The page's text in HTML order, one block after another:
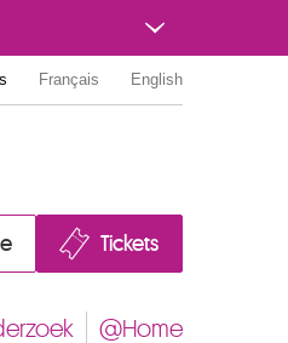
Français English
Tickets
@Home